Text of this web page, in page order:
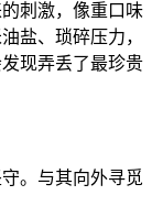
刺激，像重口味
盐、琐碎压力，
现弄丢了最珍贵
。与其向外寻觅